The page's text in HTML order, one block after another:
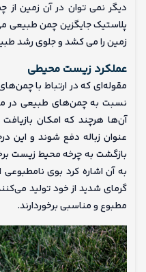
دیگر نمی توان در آن زمین از
پلاستیک جایگزین چمن طبیعی
زمین را می کشد و جلوی رشد
عملکرد زیست محیطی
مقوله‌ای که در ارتباط با
نسبت به چمن‌های طبیعی در
آن‌ها هرچند که امکان بازیافت
عنوان زباله دفع شوند و این
بازگشت به چرخه محیط زیست
به آن‌ اشاره کرد بوی
گرمای شدید از خود تولید
مطبوع و مناسبی برخوردارند.